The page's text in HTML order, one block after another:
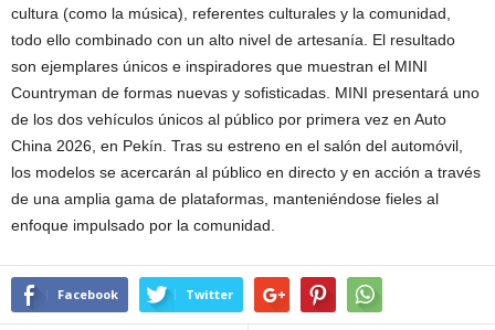
cultura (como la música), referentes culturales y la comunidad,
todo ello combinado con un alto nivel de artesanía. El resultado
son ejemplares únicos e inspiradores que muestran el MINI
Countryman de formas nuevas y sofisticadas. MINI presentará uno
de los dos vehículos únicos al público por primera vez en Auto
China 2026, en Pekín. Tras su estreno en el salón del automóvil,
los modelos se acercarán al público en directo y en acción a través
de una amplia gama de plataformas, manteniéndose fieles al
enfoque impulsado por la comunidad.
Facebook Twitter